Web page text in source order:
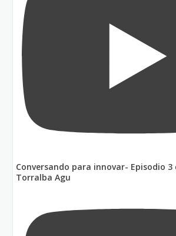
Conversando para innovar- Episodio 3
Torralba Agu